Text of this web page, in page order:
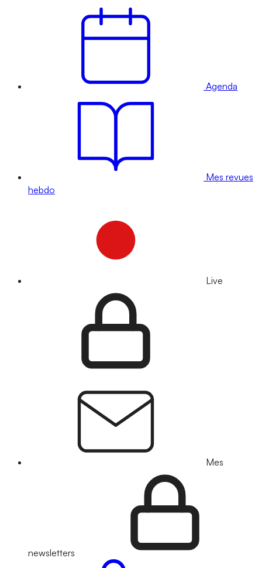
Agenda
Mes revues
hebdo
Live
Mes
newsletters